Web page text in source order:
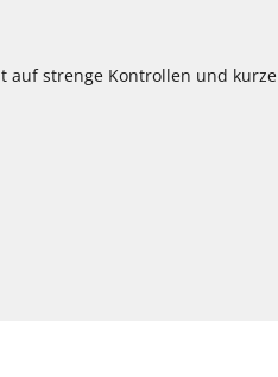
auf strenge Kontrollen und kurze